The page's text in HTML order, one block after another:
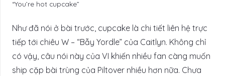
“You’re hot cupcake”
Như đã nói ở bài trước, cupcake là chi tiết liên hệ trực
tiếp tới chiêu W – “Bẫy Yordle” của Caitlyn. Không chỉ
có vậy, câu nói này của VI khiến nhiều fan càng muốn
ship cặp bài trùng của Piltover nhiều hơn nữa. Chưa